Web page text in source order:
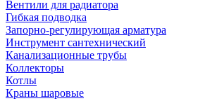
Вентили для радиатора
Гибкая подводка
Запорно-регулирующая арматура
Инструмент сантехнический
Канализационные трубы
Коллекторы
Котлы
Краны шаровые